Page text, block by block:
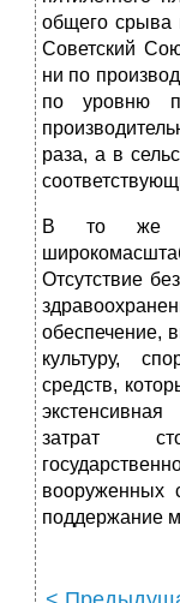
общего срыва
Советский
ни по
по уровню
раза, а в
В то же
Отсутствие
обеспечение,
культуру,
средств,
затрат
вооруженных
поддержание